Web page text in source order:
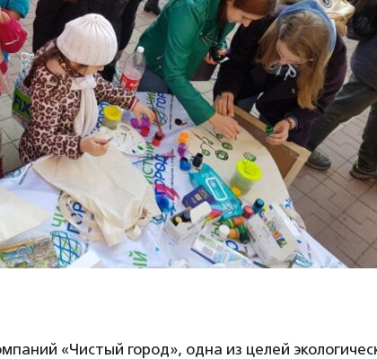
«Чистый город», одна из целей